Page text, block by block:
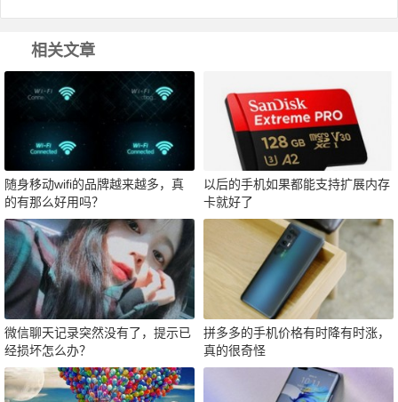
相关文章
随身移动wifi的品牌越来越多，真
的有那么好用吗？
以后的手机如果都能支持扩展内存
卡就好了
微信聊天记录突然没有了，提示已
经损坏怎么办？
拼多多的手机价格有时降有时涨，
真的很奇怪